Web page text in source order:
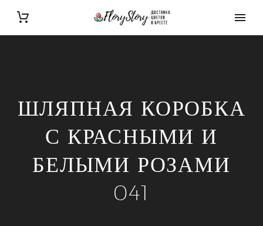
ШЛЯПНАЯ КОРОБКА
С КРАСНЫМИ И
БЕЛЫМИ РОЗАМИ
041